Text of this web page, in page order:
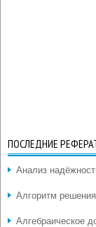
ПОСЛЕДНИЕ
Анализ
Алгоритм
Алгебраическое